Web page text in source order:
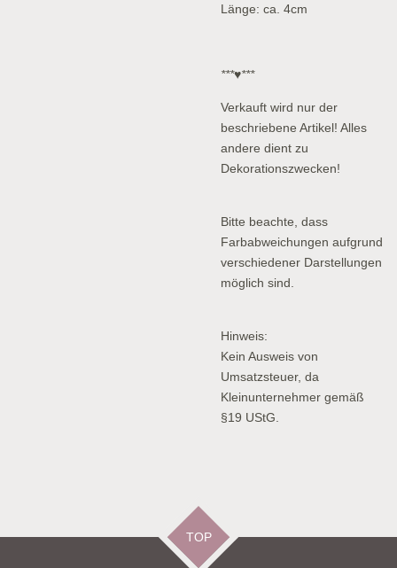
Länge: ca. 4cm
***♥***
Verkauft wird nur der
beschriebene Artikel! Alles
andere dient zu
Dekorationszwecken!
Bitte beachte, dass
Farbabweichungen aufgrund
verschiedener Darstellungen
möglich sind.
Hinweis:
Kein Ausweis von
Umsatzsteuer, da
Kleinunternehmer gemäß
§19 UStG.
TOP